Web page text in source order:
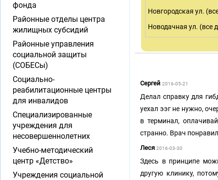
Новгородская ул.
Новодачная ул. (все
Сергей 2016-05-21
Делал справку для
уехал ээг не нужно,
в терминал,
странно. Врач
Леся 2016-03-30
Здесь в принципе
другую клинику,
фонда
Районные отделы центра
жилищных субсидий
Районные управления
социальной защиты
(СОБЕСы)
Социально-
реабилитационные центры
для инвалидов
Специализированные
учреждения для
несовершеннолетних
Учебно-методический
центр «Детство»
Учреждения социальной